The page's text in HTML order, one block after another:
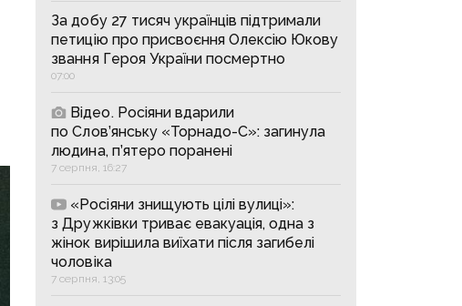
За добу 27 тисяч українців підтримали
петицію про присвоєння Олексію Юкову
звання Героя України посмертно
07:00
Відео. Росіяни вдарили
по Слов’янську «Торнадо-С»: загинула
людина, п’ятеро поранені
7 серпня, 16:27
«Росіяни знищують цілі вулиці»:
з Дружківки триває евакуація, одна з
жінок вирішила виїхати після загибелі
чоловіка
7 серпня, 13:05